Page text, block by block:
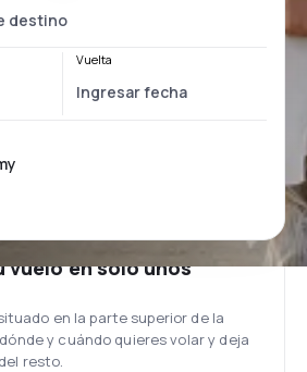
Vuelta
vuelo en solo unos
en la parte superior de la
y cuándo quieres volar y deja
resto.